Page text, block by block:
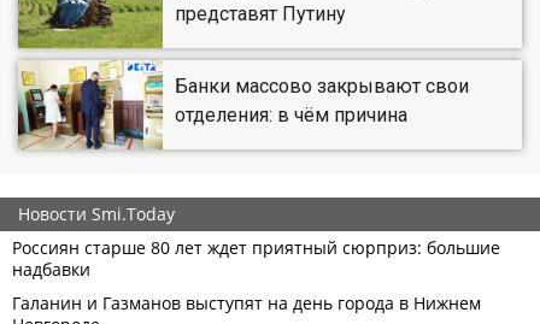
представят Путину
Банки массово закрывают свои
отделения: в чём причина